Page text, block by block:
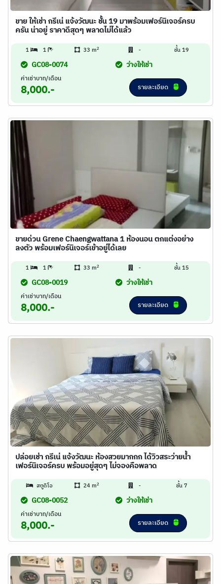
ขาย ให้เช่า กรีเน่ แจ้งวัฒนะ ชั้น 19 มาพร้อมเฟอร์นิเจอร์ครบ
ครัน น่าอยู่ ราคาดีสุดๆ พลาดไม่ได้แล้ว
1 1 33 m2 - ชั้น 19
GC08-0074 ว่างให้เช่า
ค่าเช่าบาท/เดือน
8,000.- รายละเอียด
ขายด่วน Grene Chaengwattana 1 ห้องนอน ตกแต่งอย่าง
ลงตัว พร้อมเฟอร์นิเจอร์เข้าอยู่ได้เลย
1 1 33 m2 - ชั้น 15
GC08-0019 ว่างให้เช่า
ค่าเช่าบาท/เดือน
8,000.- รายละเอียด
ปล่อยเช่า กรีเน่ แจ้งวัฒนะ ห้องสวยมากกก ได้วิวสระว่ายน้ำ
เฟอร์นิเจอร์ครบ พร้อมอยู่สุดๆ ไม่จองคือพลาด
สตูดิโอ 24 m2 - ชั้น 7
GC08-0052 ว่างให้เช่า
ค่าเช่าบาท/เดือน
8,000.- รายละเอียด